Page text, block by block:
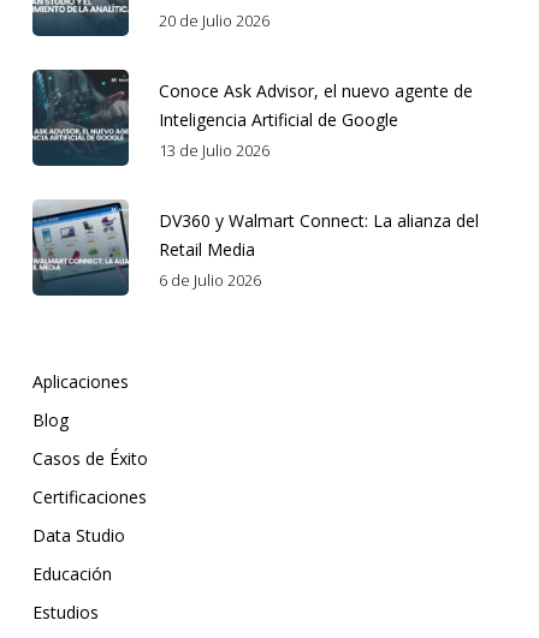
20 de Julio 2026
Conoce Ask Advisor, el nuevo agente de
Inteligencia Artificial de Google
13 de Julio 2026
DV360 y Walmart Connect: La alianza del
Retail Media
6 de Julio 2026
Aplicaciones
Blog
Casos de Éxito
Certificaciones
Data Studio
Educación
Estudios